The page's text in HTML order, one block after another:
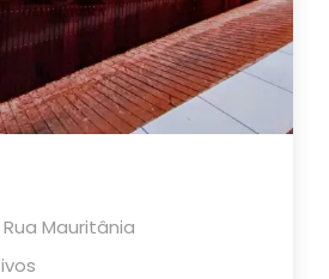
Mauritânia